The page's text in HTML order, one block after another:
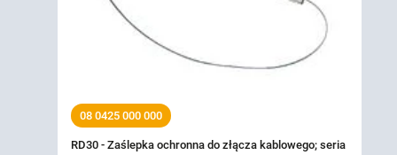
08 0425 000 000
RD30 - Zaślepka ochronna do złącza kablowego; seria